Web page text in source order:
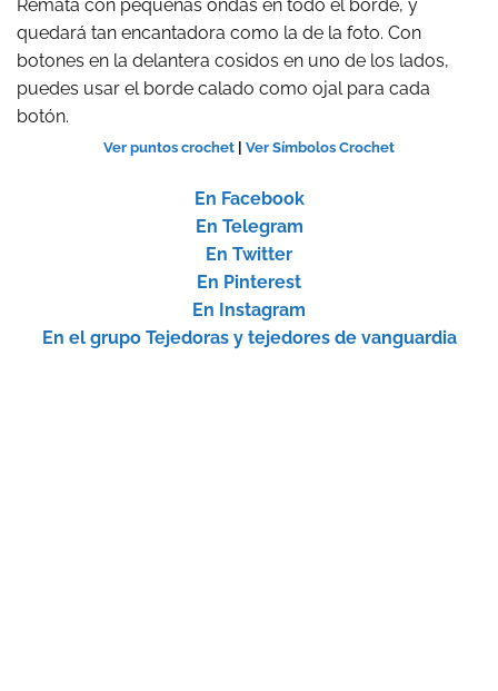
Remata con pequeñas ondas en todo el borde, y
quedará tan encantadora como la de la foto. Con
botones en la delantera cosidos en uno de los lados,
puedes usar el borde calado como ojal para cada
botón.
Ver puntos crochet | Ver Símbolos Crochet
En Facebook
En Telegram
En Twitter
En Pinterest
En Instagram
En el grupo Tejedoras y tejedores de vanguardia